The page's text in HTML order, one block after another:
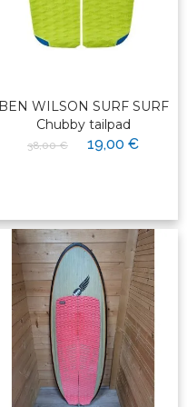
BEN WILSON SURF SURF
Chubby tailpad
38,00 € 19,00 €